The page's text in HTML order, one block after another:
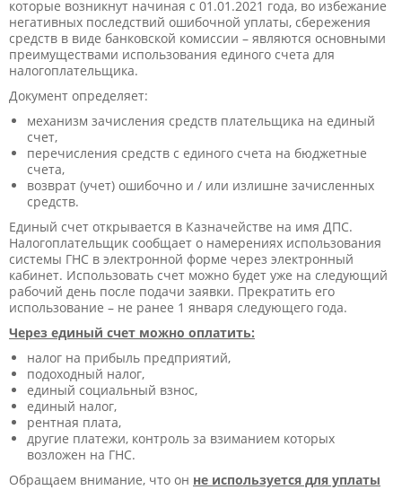
которые возникнут начиная с 01.01.2021 года, во избежание
негативных последствий ошибочной уплаты, сбережения
средств в виде банковской комиссии – являются основными
преимуществами использования единого счета для
налогоплательщика.
Документ определяет:
механизм зачисления средств плательщика на единый
счет,
перечисления средств с единого счета на бюджетные
счета,
возврат (учет) ошибочно и / или излишне зачисленных
средств.
Единый счет открывается в Казначействе на имя ДПС.
Налогоплательщик сообщает о намерениях использования
системы ГНС в электронной форме через электронный
кабинет. Использовать счет можно будет уже на следующий
рабочий день после подачи заявки. Прекратить его
использование – не ранее 1 января следующего года.
Через единый счет можно оплатить:
налог на прибыль предприятий,
подоходный налог,
единый социальный взнос,
единый налог,
рентная плата,
другие платежи, контроль за взиманием которых
возложен на ГНС.
Обращаем внимание, что он не используется для уплаты